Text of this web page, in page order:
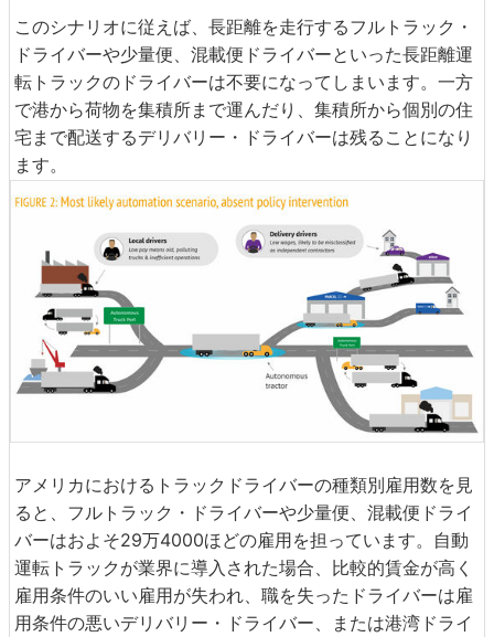
このシナリオに従えば、長距離を走行するフルトラック・
ドライバーや少量便、混載便ドライバーといった長距離運
転トラックのドライバーは不要になってしまいます。一方
で港から荷物を集積所まで運んだり、集積所から個別の住
宅まで配送するデリバリー・ドライバーは残ることになり
ます。
アメリカにおけるトラックドライバーの種類別雇用数を見
ると、フルトラック・ドライバーや少量便、混載便ドライ
バーはおよそ29万4000ほどの雇用を担っています。自動
運転トラックが業界に導入された場合、比較的賃金が高く
雇用条件のいい雇用が失われ、職を失ったドライバーは雇
用条件の悪いデリバリー・ドライバー、または港湾ドライ